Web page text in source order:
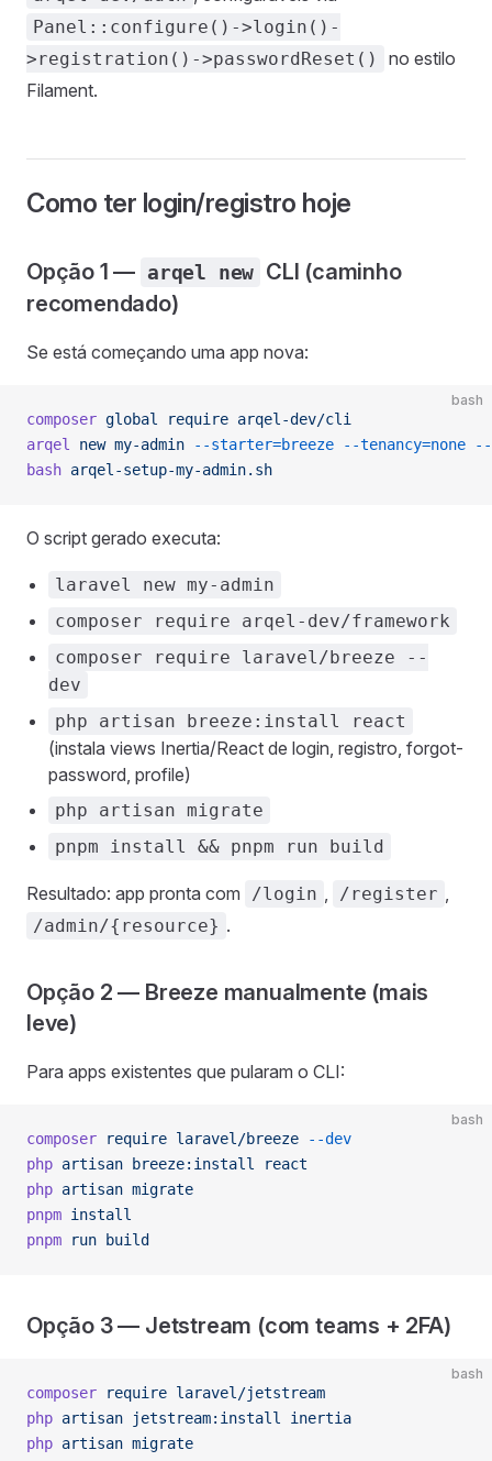
Panel::configure()->login()-
>registration()->passwordReset()
no estilo
Filament.
Como ter login/registro hoje
Opção 1 — arqel new CLI (caminho
recomendado)
Se está começando uma app nova:
bash
composer global require arqel-dev/cli
arqel
new my-admin --starter=breeze --tenancy=none --
bash arqel-setup-my-admin.sh
O script gerado executa:
laravel new my-admin
composer require arqel-dev/framework
composer require laravel/breeze --
dev
php artisan breeze:install react
(instala views Inertia/React de login, registro, forgot-
password, profile)
php artisan migrate
pnpm install && pnpm run build
Resultado: app pronta com /login , /register ,
/admin/{resource} .
Opção 2 — Breeze manualmente (mais
leve)
Para apps existentes que pularam o CLI:
bash
composer require laravel/breeze --dev
php artisan breeze:install
react
php artisan migrate
pnpm install
pnpm run build
Opção 3 — Jetstream (com teams + 2FA)
bash
composer require laravel/jetstream
php artisan jetstream:install
inertia
php artisan migrate